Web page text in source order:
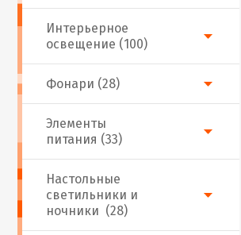
Фонари (28)
Настольные
светильники и
ночники (28)
Интерьерное
освещение (100)
Элементы
питания (33)